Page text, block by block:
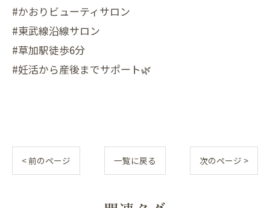
#かおりビューティサロン
#東武線沿線サロン
#草加駅徒歩6分
#妊活から産後までサポート🌿
< 前のページ 一覧に戻る 次のページ >